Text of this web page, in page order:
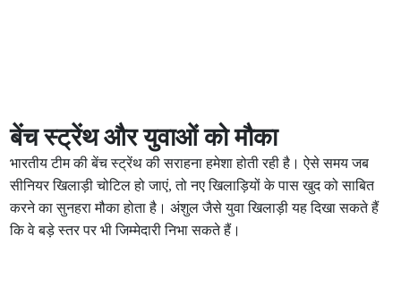
बेंच स्ट्रेंथ और युवाओं को मौका
भारतीय टीम की बेंच स्ट्रेंथ की सराहना हमेशा होती रही है। ऐसे समय जब
सीनियर खिलाड़ी चोटिल हो जाएं, तो नए खिलाड़ियों के पास खुद को साबित
करने का सुनहरा मौका होता है। अंशुल जैसे युवा खिलाड़ी यह दिखा सकते हैं
कि वे बड़े स्तर पर भी जिम्मेदारी निभा सकते हैं।